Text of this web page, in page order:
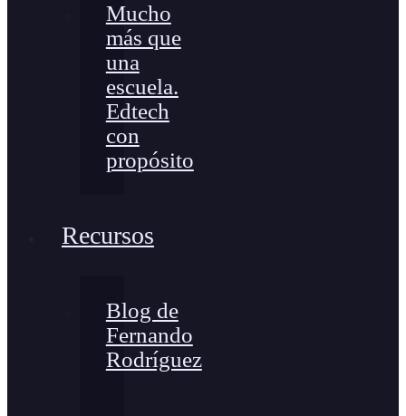
Mucho
más que
una
escuela.
Edtech
con
propósito
Recursos
Blog de
Fernando
Rodríguez